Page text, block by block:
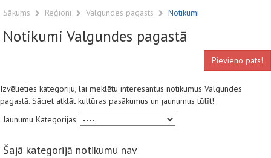
Sākums Reģioni Valgundes pagasts Notikumi
Notikumi Valgundes pagastā
Pievieno pats!
Izvēlieties kategoriju, lai meklētu interesantus notikumus Valgundes
pagastā. Sāciet atklāt kultūras pasākumus un jaunumus tūlīt!
Jaunumu Kategorijas:
Šajā kategorijā notikumu nav